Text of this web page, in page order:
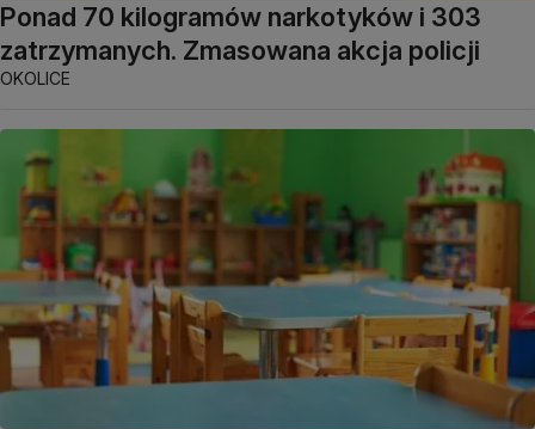
Ponad 70 kilogramów narkotyków i 303
zatrzymanych. Zmasowana akcja policji
OKOLICE